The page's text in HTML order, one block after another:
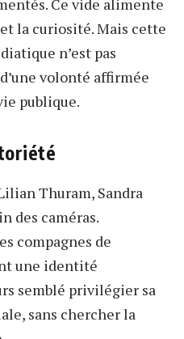
Ce vide alimente
la curiosité. Mais cette
n’est pas
volonté affirmée
publique.
Thuram, Sandra
des caméras.
compagnes de
une identité
semblé privilégier sa
sans chercher la